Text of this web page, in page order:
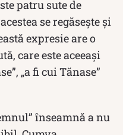
patru sute de
se regăsește și
expresie are o
care este aceeaşi
„a fi cui Tănase”
înseamnă a nu